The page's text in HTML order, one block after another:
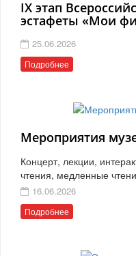
IX этап
эстафеты «Мои
25.06.2026
Подробнее
Мероприятия
Концерт, лекции,
чтения, медленные
16.06.2026
Подробнее